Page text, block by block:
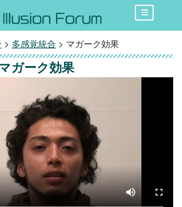
> 多感覚統合 > マガーク効果
ガーク効果